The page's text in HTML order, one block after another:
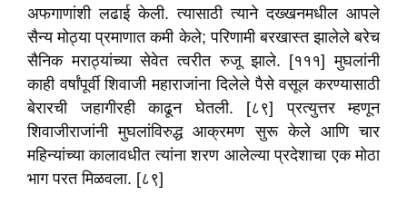
अफगाणांशी लढाई केली. त्यासाठी त्याने दख्खनमधील आपले
सैन्य मोठ्या प्रमाणात कमी केले; परिणामी बरखास्त झालेले बरेच
सैनिक मराठ्यांच्या सेवेत त्वरीत रुजू झाले. [१११] मुघलांनी
काही वर्षांपूर्वी शिवाजी महाराजांना दिलेले पैसे वसूल करण्यासाठी
बेरारची जहागीरही काढून घेतली. [८९] प्रत्युत्तर म्हणून
शिवाजीराजांनी मुघलांविरुद्ध आक्रमण सुरू केले आणि चार
महिन्यांच्या कालावधीत त्यांना शरण आलेल्या प्रदेशाचा एक मोठा
भाग परत मिळवला. [८९]